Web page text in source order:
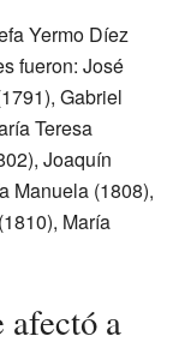
Yermo Díez
fueron: José
Gabriel
Teresa
Joaquín
Manuela (1808),
María
afectó a